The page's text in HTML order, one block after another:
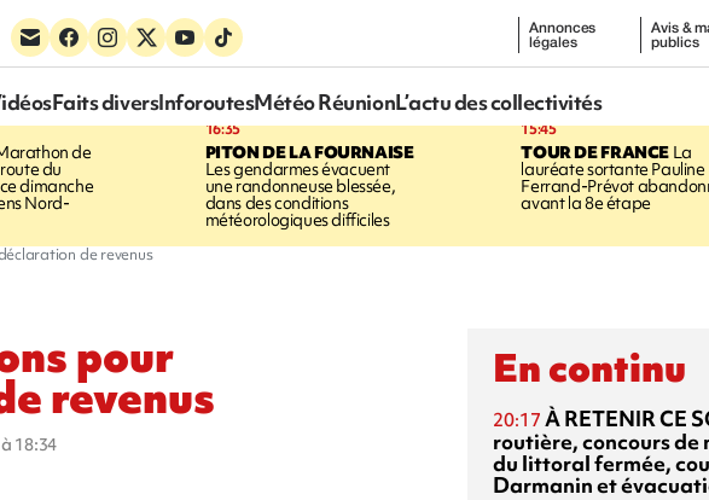
Annonces
légales
Avis &
publics
Faits diversInforoutesMétéo RéunionL’actu des collectivités
de
du
dimanche
Nord-
16:35
PITON DE LA FOURNAISE
Les gendarmes évacuent
une randonneuse blessée,
dans des conditions
météorologiques difficiles
15:45
TOUR DE FRANCELa
lauréate sortante Pauline
Ferrand-Prévot
avant la 8e étape
de revenus
pour
revenus
18:34
En continu
20:17 À RETENIR CE
routière, concours de
du littoral fermée,
Darmanin et